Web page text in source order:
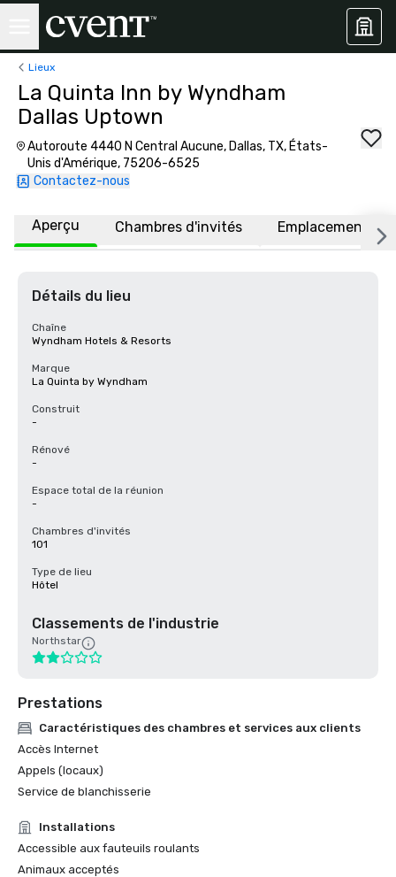
Lieux
La Quinta Inn by Wyndham
Dallas Uptown
Autoroute 4440 N Central Aucune, Dallas, TX, États-
Unis d'Amérique, 75206-6525
Contactez-nous
Aperçu Chambres d'invités Emplacement
Détails du lieu
Chaîne
Wyndham Hotels & Resorts
Marque
La Quinta by Wyndham
Construit
-
Rénové
-
Espace total de la réunion
-
Chambres d'invités
101
Type de lieu
Hôtel
Classements de l'industrie
Northstar
Prestations
Caractéristiques des chambres et services aux clients
Accès Internet
Appels (locaux)
Service de blanchisserie
Installations
Accessible aux fauteuils roulants
Animaux acceptés